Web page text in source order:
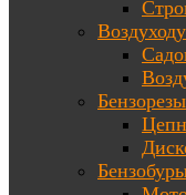
Бензорезы